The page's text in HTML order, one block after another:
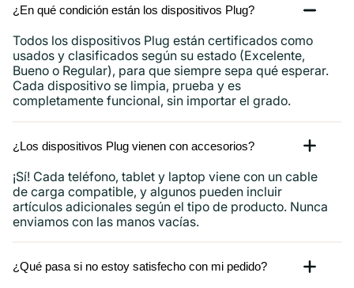
¿En qué condición están los dispositivos Plug?
Todos los dispositivos Plug están certificados como
usados ​​y clasificados según su estado (Excelente,
Bueno o Regular), para que siempre sepa qué esperar.
Cada dispositivo se limpia, prueba y es
completamente funcional, sin importar el grado.
¿Los dispositivos Plug vienen con accesorios?
¡Sí! Cada teléfono, tablet y laptop viene con un cable
de carga compatible, y algunos pueden incluir
artículos adicionales según el tipo de producto. Nunca
enviamos con las manos vacías.
¿Qué pasa si no estoy satisfecho con mi pedido?